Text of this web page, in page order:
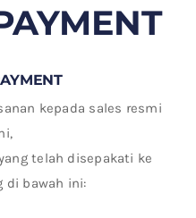
kepada sales resmi
telah disepakati ke
di bawah ini: